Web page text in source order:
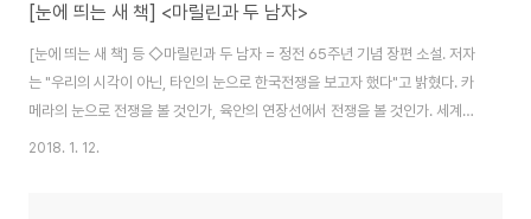
[눈에 띄는 새 책] <마릴린과 두 남자>
[눈에 띄는 새 책] 등 ◇마릴린과 두 남자 = 정전 65주년 기념 장편 소설. 저자
는 "우리의 시각이 아닌, 타인의 눈으로 한국전쟁을 보고자 했다"고 밝혔다. 카
메라의 눈으로 전쟁을 볼 것인가, 육안의 연장선에서 전쟁을 볼 것인가. 세계적
인 여배우 마릴린 먼로와 두 종군기자의 고뇌와 갈등, 그리고 그들의 선택. 전경
2018. 1. 12.